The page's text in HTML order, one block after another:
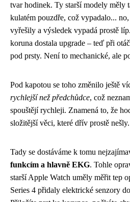
tvar hodinek. Ty starší modely měly
kulatém pouzdře, což vypadalo...
vyřešily a výsledek vypadá prostě
koruna dostala upgrade – teď při
pod prsty. Není to mechanické, ale
Pod kapotou se toho změnilo ještě
rychlejší než předchůdce, což
spouštějí rychleji. Znamená to, že
složitější věci, které dřív prostě nešly.
Tady se dostáváme k tomu
funkcím a hlavně EKG. Tohle
starší Apple Watch uměly měřit tep
Series 4 přidaly elektrické senzory